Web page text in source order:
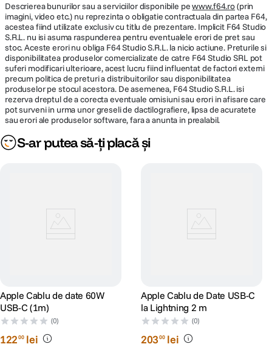
Descrierea bunurilor sau a serviciilor disponibile pewww.f64.ro(prin
imagini, video etc.) nu reprezinta o obligatie contractuala din partea F64,
acestea fiind utilizate exclusiv cu titlu de prezentare. Implicit F64 Studio
S.R.L. nu isi asuma raspunderea pentru eventualele erori de pret sau
stoc. Aceste erori nu obliga F64 Studio S.R.L. la nicio actiune. Preturile si
disponibilitatea produselor comercializate de catre F64 Studio SRL pot
suferi modificari ulterioare, acest lucru fiind influentat de factori externi
precum politica de preturi a distribuitorilor sau disponibilitatea
produselor pe stocul acestora. De asemenea, F64 Studio S.R.L. isi
rezerva dreptul de a corecta eventuale omisiuni sau erori in afisare care
pot surveni in urma unor greseli de dactilografiere, lipsa de acuratete
sau erori ale produselor software, fara a anunta in prealabil.
S-ar putea să-ți placă și
Apple Cablu de date 60W
USB-C (1m)
(0)
12200 lei
Apple Cablu de Date USB-C
la Lightning 2 m
(0)
20300 lei